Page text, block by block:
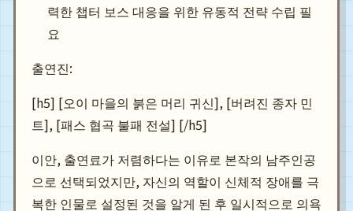
력한 챕터 보스 대응을 위한 유동적 전략 수립 필
요
출연진:
[h5] [오이 마을의 붉은 머리 귀신], [버려진 종자 민
트], [패스 협곡 불패 전설] [/h5]
이안, 출연료가 저렴하다는 이유로 본작의 남주인공
으로 선택되었지만, 자신의 역할이 신체적 장애를 극
복한 인물로 설정된 것을 알게 된 후 일시적으로 의욕